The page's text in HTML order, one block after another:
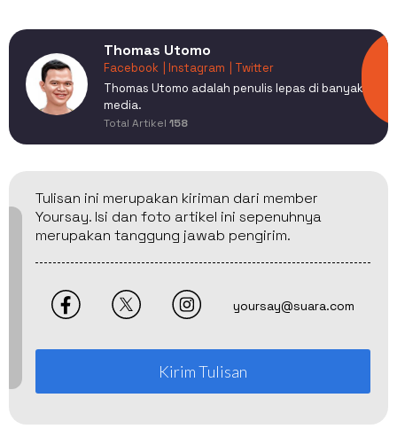
Thomas Utomo
Facebook | Instagram
| Twitter
Thomas Utomo adalah penulis lepas di banyak
media.
Total Artikel 158
Tulisan ini merupakan kiriman dari member
Yoursay. Isi dan foto artikel ini sepenuhnya
merupakan tanggung jawab pengirim.
yoursay@suara.com
Kirim Tulisan